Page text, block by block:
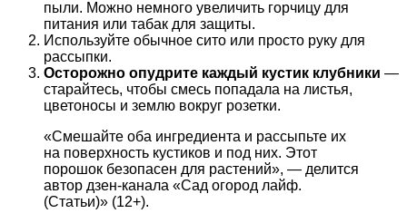
пыли. Можно немного увеличить горчицу для
питания или табак для защиты.
Используйте обычное сито или просто руку для
рассыпки.
Осторожно опудрите каждый кустик клубники —
старайтесь, чтобы смесь попадала на листья,
цветоносы и землю вокруг розетки.
«Смешайте оба ингредиента и рассыпьте их
на поверхность кустиков и под них. Этот
порошок безопасен для растений», — делится
автор дзен-канала «Сад огород лайф.
(Статьи)» (12+).